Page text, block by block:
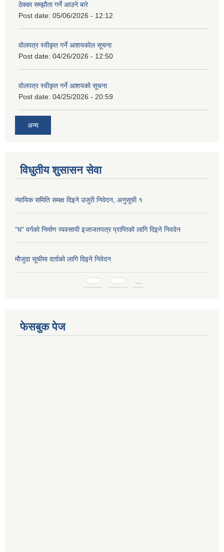
ठेक्का सम्झौता गर्ने आउने बारे
Post date: 05/06/2026 - 12:12
वोलपत्र स्वीकृत गर्ने आशयकोल सूचना
Post date: 04/26/2026 - 12:50
वोलपत्र स्वीकृत गर्ने आशयको सूचना
Post date: 04/25/2026 - 20:59
अन्य
विधुतीय शुसासन सेवा
न्यायिक समिति समक्ष दिइने उजुरी निवेदन, अनुसूची १
"घ" वर्गको निर्माण व्यवसायी इजाजतपत्र प्राप्तिको लागि दिइने निवदेन
मौजुदा सूचीमा दर्ताको लागि दिइने निवेदन
फेसबुक पेज